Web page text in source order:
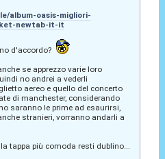
album-oasis-migliori-
newtab-it-it
d'accordo?
se apprezzo varie loro
no andrei a vederli
aereo e quello del concerto
di manchester, considerando
saranno le prime ad esaurirsi,
stranieri, vorranno andarli a
tappa più comoda resti dublino...